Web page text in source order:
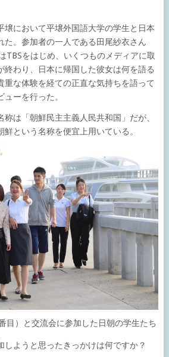
壌において平壌外国語大学の学生と日本
た。参加者の一人である田尾紗衣さん
TBSをはじめ、いくつものメディアに取
終わり、日本に帰国した彼女は何を語る
重な体験を経ての正直な気持ちを語って
ーを行った。
は「朝鮮民主主義人民共和国」だが、
という名称を便宜上用いている。
目）と交流会に参加した日朝の学生たち
ようと思ったきっかけは何ですか？